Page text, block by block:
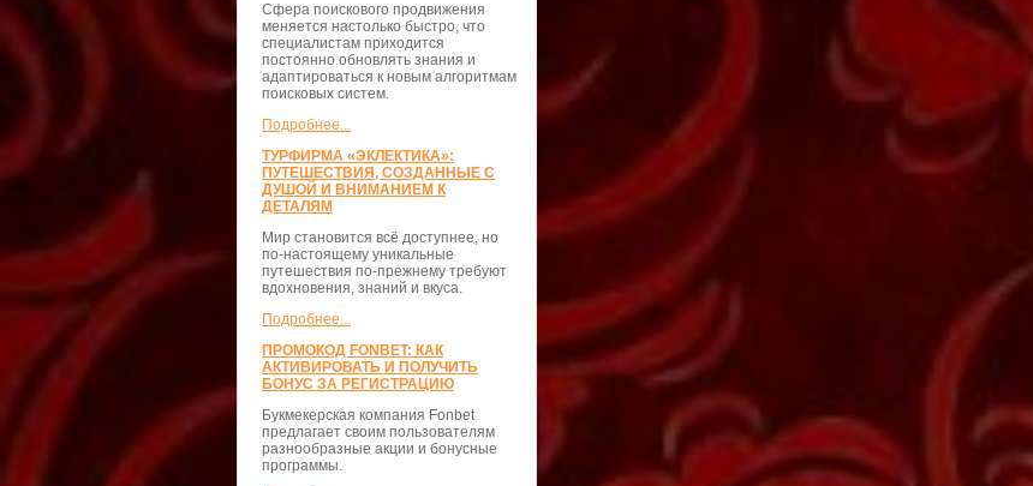
Сфера поискового продвижения
меняется настолько быстро, что
специалистам приходится
постоянно обновлять знания и
адаптироваться к новым алгоритмам
поисковых систем.
Подробнее...
ТУРФИРМА «ЭКЛЕКТИКА»:
ПУТЕШЕСТВИЯ, СОЗДАННЫЕ С
ДУШОЙ И ВНИМАНИЕМ К
ДЕТАЛЯМ
Мир становится всё доступнее, но
по-настоящему уникальные
путешествия по-прежнему требуют
вдохновения, знаний и вкуса.
Подробнее...
ПРОМОКОД FONBET: КАК
АКТИВИРОВАТЬ И ПОЛУЧИТЬ
БОНУС ЗА РЕГИСТРАЦИЮ
Букмекерская компания Fonbet
предлагает своим пользователям
разнообразные акции и бонусные
программы.